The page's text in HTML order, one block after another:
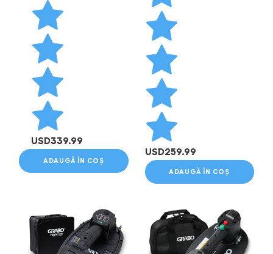
USD339.99
ADAUGĂ ÎN COȘ
USD259.99
ADAUGĂ ÎN COȘ